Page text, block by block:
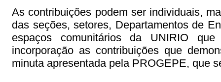
As contribuições podem ser individuais,
das seções, setores, Departamentos de
espaços comunitários da UNIRIO
incorporação as contribuições que
minuta apresentada pela PROGEPE, que